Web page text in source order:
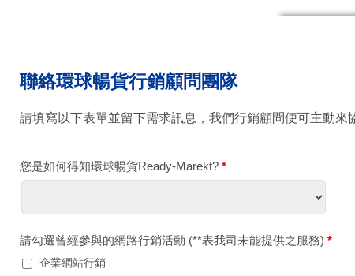
聯絡環球暢貨行銷顧問團隊
請填寫以下表單並留下需求訊息，我們行銷顧問便可主動
您是如何得知環球暢貨Ready-Marekt? *
請勾選曾經參與的網路行銷活動 (**表我司未能提供之服務) *
企業網站行銷